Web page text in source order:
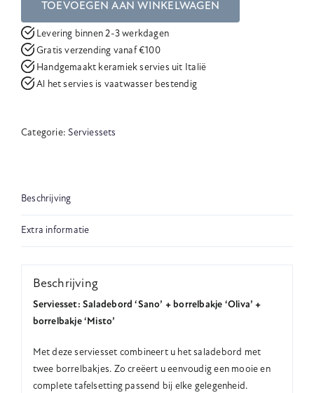
TOEVOEGEN AAN WINKELWAGEN
Levering binnen 2-3 werkdagen
Gratis verzending vanaf €100
Handgemaakt keramiek servies uit Italië
Al het servies is vaatwasser bestendig
Categorie:Serviessets
Beschrijving
Extra informatie
Beschrijving
Serviesset: Saladebord ‘Sano’ + borrelbakje ‘Oliva’ +
borrelbakje ‘Misto’
Met deze serviesset combineert u het saladebord met
twee borrelbakjes. Zo creëert u eenvoudig een mooie en
complete tafelsetting passend bij elke gelegenheid.